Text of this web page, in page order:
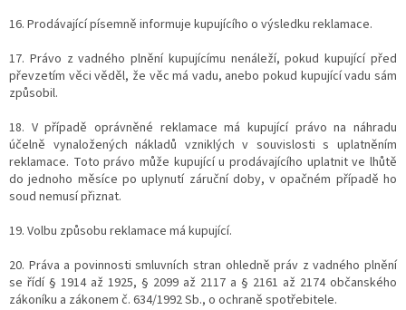
16. Prodávající písemně informuje kupujícího o výsledku reklamace.
17. Právo z vadného plnění kupujícímu nenáleží, pokud kupující před
převzetím věci věděl, že věc má vadu, anebo pokud kupující vadu sám
způsobil.
18. V případě oprávněné reklamace má kupující právo na náhradu
účelně vynaložených nákladů vzniklých v souvislosti s uplatněním
reklamace. Toto právo může kupující u prodávajícího uplatnit ve lhůtě
do jednoho měsíce po uplynutí záruční doby, v opačném případě ho
soud nemusí přiznat.
19. Volbu způsobu reklamace má kupující.
20. Práva a povinnosti smluvních stran ohledně práv z vadného plnění
se řídí § 1914 až 1925, § 2099 až 2117 a § 2161 až 2174 občanského
zákoníku a zákonem č. 634/1992 Sb., o ochraně spotřebitele.